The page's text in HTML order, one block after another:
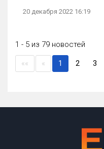
20 декабря 2022 16:19
1 - 5 из 79 новостей
«« « 1 (current)
2 3